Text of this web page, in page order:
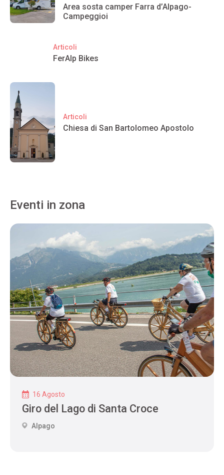
Area sosta camper Farra d’Alpago-
Campeggioi
Articoli
FerAlp Bikes
Articoli
Chiesa di San Bartolomeo Apostolo
Eventi in zona
16 Agosto
Giro del Lago di Santa Croce
Alpago